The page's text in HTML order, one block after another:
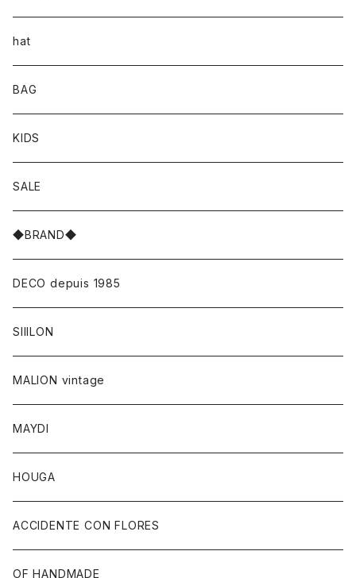
hat
BAG
KIDS
SALE
◆BRAND◆
DECO depuis 1985
SIIILON
MALION vintage
MAYDI
HOUGA
ACCIDENTE CON FLORES
OF HANDMADE